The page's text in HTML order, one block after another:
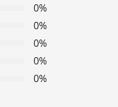
0%
0%
0%
0%
0%